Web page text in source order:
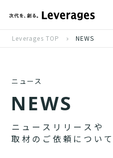
Leverages TOP NEWS
ニュース
NEWS
ニ ュ ー ス リ リ ー ス や
取 材 の ご 依 頼 に つ い て